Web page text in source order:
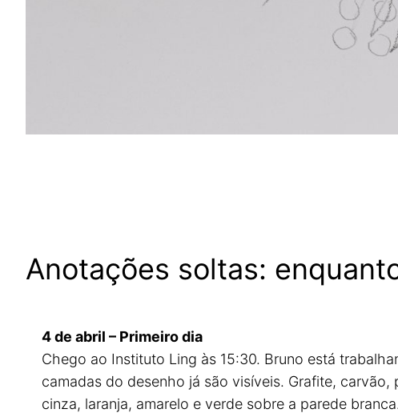
Anotações soltas:
4 de abril – Primeiro dia
Chego ao Instituto Ling às 15:30. Bruno está
camadas do desenho já são visíveis. Grafite,
cinza, laranja, amarelo e verde sobre a parede